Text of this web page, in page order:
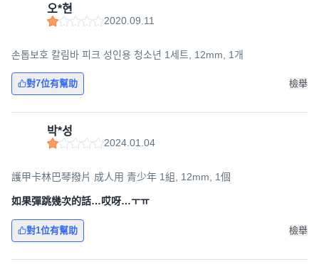
오*현
2020.09.11
손톱보호 칼림바 피크 성인용 청소년 1세트, 12mm, 1개
對7位有幫助 檢舉
박*성
2024.01.04
護甲卡林巴琴撥片 成人用 青少年 1組, 12mm, 1個
如果彈跳幾次的話…哎呀…ㅜㅠ
對1位有幫助 檢舉